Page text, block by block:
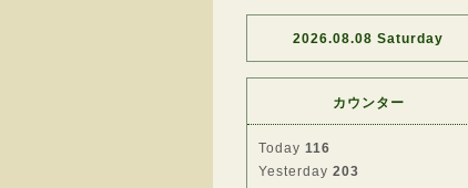
2026.08.08 Saturday
カウンター
Today 116
Yesterday 203